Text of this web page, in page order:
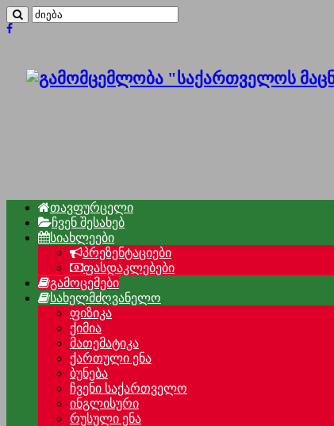
თავფურცელი
ჩვენ შესახებ
სიახლეები
პრეზენტაციები
ფასდაკლებები
გამოცემები
სახელმძღვანელო
ფიზიკა
ქიმია
მათემატიკა
ქართული ენა
ბუნება
ჩვენი საქართველო
ინგლისური
რუსული ენა